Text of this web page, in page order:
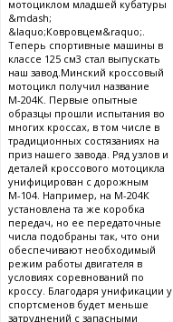
мотоциклом младшей кубатуры
&mdash;
&laquo;Ковровцем&raquo;.
Теперь спортивные машины в
классе 125 см3 стал выпускать
наш завод.Минский кроссовый
мотоцикл получил название
М-204К. Первые опытные
образцы прошли испытания во
многих кроссах, в том числе в
традиционных состязаниях на
приз нашего завода. Ряд узлов и
деталей кроссового мотоцикла
унифицирован с дорожным
М-104. Например, на М-204К
установлена та же коробка
передач, но ее передаточные
числа подобраны так, что они
обеспечивают необходимый
режим работы двигателя в
условиях соревнований по
кроссу. Благодаря унификации у
спортсменов будет меньше
затруднений с запасными